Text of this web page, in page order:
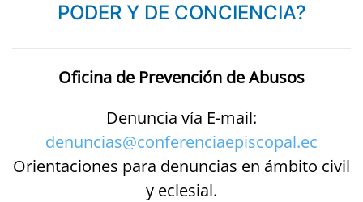
PODER Y DE CONCIENCIA?
Oficina de Prevención de Abusos
Denuncia vía E-mail:
denuncias@conferenciaepiscopal.ec
Orientaciones para denuncias en ámbito civil
y eclesial.